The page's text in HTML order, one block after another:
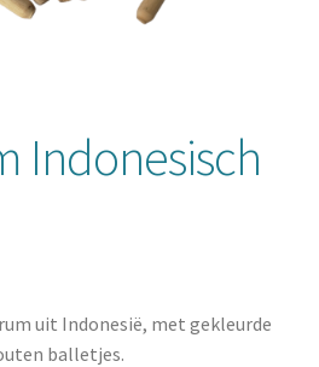
Indonesisch
uit Indonesië, met gekleurde
balletjes.